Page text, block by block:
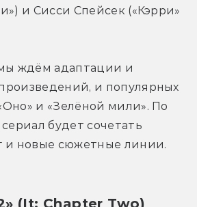
и Сисси Спейсек («Кэрри»
ждём адаптации и
и популярных
и «Зелёной мили». По
будет сочетать
и новые сюжетные линии.
(It: Chapter Two)